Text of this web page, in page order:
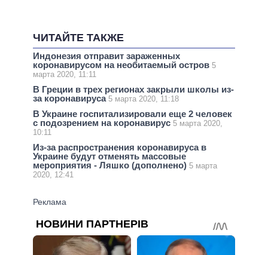
ЧИТАЙТЕ ТАКЖЕ
Индонезия отправит зараженных
коронавирусом на необитаемый остров 5
марта 2020, 11:11
В Греции в трех регионах закрыли школы из-
за коронавируса 5 марта 2020, 11:18
В Украине госпитализировали еще 2 человек
с подозрением на коронавирус 5 марта 2020,
10:11
Из-за распространения коронавируса в
Украине будут отменять массовые
мероприятия - Ляшко (дополнено) 5 марта
2020, 12:41